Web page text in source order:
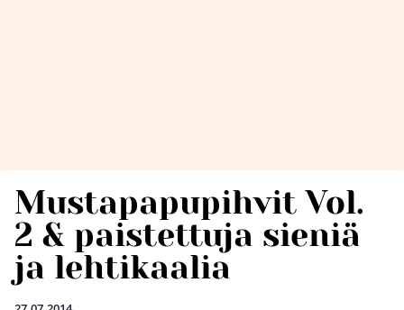
Mustapapupihvit Vol.
2 & paistettuja sieniä
ja lehtikaalia